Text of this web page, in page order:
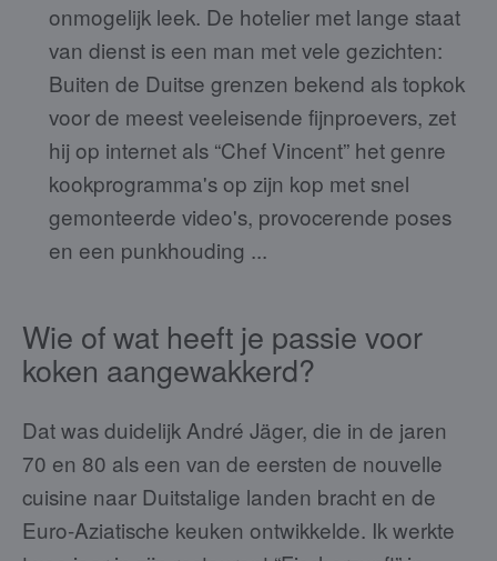
onmogelijk leek. De hotelier met lange staat
van dienst is een man met vele gezichten:
Buiten de Duitse grenzen bekend als topkok
voor de meest veeleisende fijnproevers, zet
hij op internet als “Chef Vincent” het genre
kookprogramma's op zijn kop met snel
gemonteerde video's, provocerende poses
en een punkhouding ...
Wie of wat heeft je passie voor
koken aangewakkerd?
Dat was duidelijk André Jäger, die in de jaren
70 en 80 als een van de eersten de nouvelle
cuisine naar Duitstalige landen bracht en de
Euro-Aziatische keuken ontwikkelde. Ik werkte